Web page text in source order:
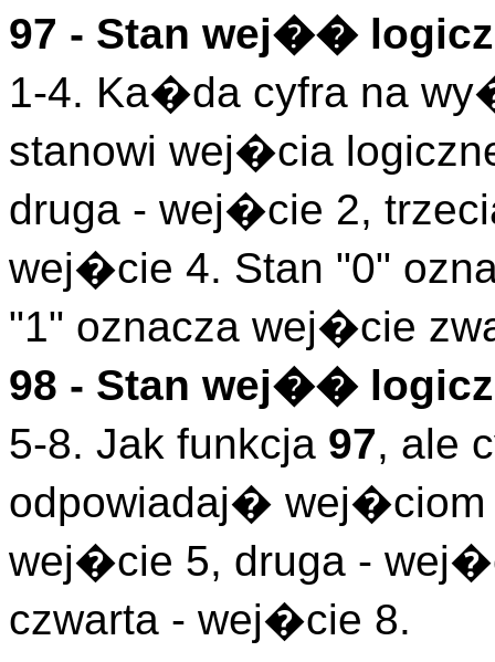
97 - Stan wej��
1-4. Ka�da cyfra na
stanowi wej�cia
druga - wej�cie 2,
wej�cie 4. Stan "0"
"1" oznacza wej�cie
98 - Stan wej��
5-8. Jak funkcja 97, ale
odpowiadaj� wej�ciom
wej�cie 5, druga -
czwarta - wej�cie 8.